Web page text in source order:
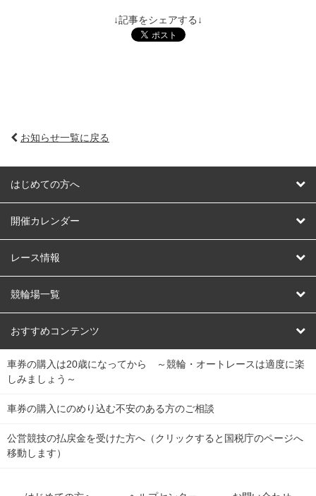
↓記事をシェアする↓
お知らせ一覧に戻る
はじめての方へ
はじめての方へ
開催カレンダー
競輪
オートレース
競輪くじ
Dokanto!
チャリロトプラザ
レース情報
レース予想
レース結果
キャリーオーバー一覧
競輪場一覧
北日本 函館競輪場
関
東
弥彦競輪場 前橋競輪場 取手競輪場 宇都宮競輪場
関
東
小田原競輪場
おすすめコンテンツ
競輪選手情報
Perfecta Navi
netkeirin
車券の購入は20歳になってから ～競輪・オートレースは適度に楽
しみましょう～
車券の購入にのめり込む不安のある方のご相談
公営競技の払戻金を受けた方へ（クリックすると国税庁のページへ
移動します）